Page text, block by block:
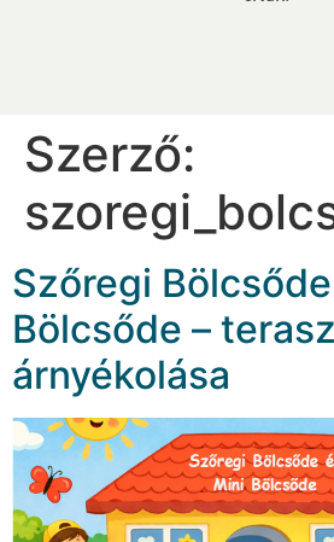
Szerző:
Szőregi
Bölcsőde – terasz
árnyékolása